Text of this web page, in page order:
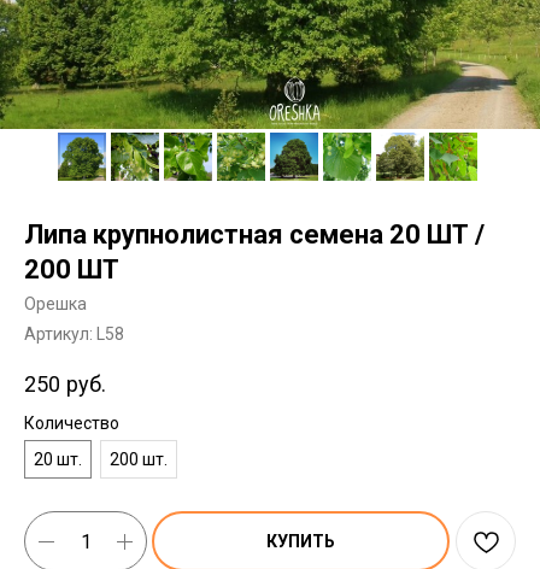
Липа крупнолистная семена 20 ШТ /
200 ШТ
Орешка
Артикул:
L58
250 руб.
Количество
20 шт.
200 шт.
КУПИТЬ